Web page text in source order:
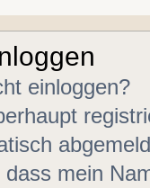
einloggen?
mein